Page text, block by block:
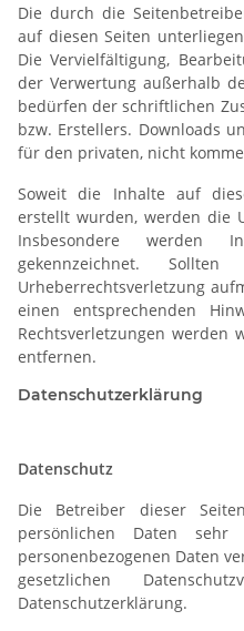
Die durch die
auf diesen Seiten
Die Vervielfältigung,
der Verwertung außerhalb
bedürfen der schriftlichen
bzw. Erstellers. Downloads
für den privaten, nicht
Soweit die Inhalte auf
erstellt wurden, werden die
Insbesondere werden
gekennzeichnet.
Urheberrechtsverletzung
einen entsprechenden
Rechtsverletzungen werden
entfernen.
Datenschutzerklärung
Datenschutz
Die Betreiber dieser
persönlichen Daten
personenbezogenen Daten
gesetzlichen
Datenschutzerklärung.